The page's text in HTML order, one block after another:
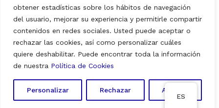
obtener estadísticas sobre los hábitos de navegación
del usuario, mejorar su experiencia y permitirle compartir
contenidos en redes sociales. Usted puede aceptar o
rechazar las cookies, así como personalizar cuáles
quiere deshabilitar. Puede encontrar toda la información
de nuestra Política de Cookies
Personalizar Rechazar Aceptar
© 2026 Europ Foods. All rights reserved.
Aviso Legal|Política de Privacidad
ES